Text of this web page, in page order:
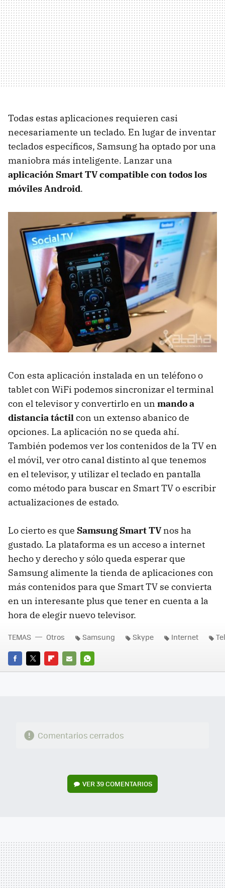
Todas estas aplicaciones requieren casi
necesariamente un teclado. En lugar de inventar
teclados específicos, Samsung ha optado por una
maniobra más inteligente. Lanzar una
aplicación Smart TV compatible con todos los
móviles Android.
Con esta aplicación instalada en un teléfono o
tablet con WiFi podemos sincronizar el terminal
con el televisor y convertirlo en un mando a
distancia táctilcon un extenso abanico de
opciones. La aplicación no se queda ahí.
También podemos ver los contenidos de la TV en
el móvil, ver otro canal distinto al que tenemos
en el televisor, y utilizar el teclado en pantalla
como método para buscar en Smart TV o escribir
actualizaciones de estado.
Lo cierto es que Samsung Smart TVnos ha
gustado. La plataforma es un acceso a internet
hecho y derecho y sólo queda esperar que
Samsung alimente la tienda de aplicaciones con
más contenidos para que Smart TV se convierta
en un interesante plus que tener en cuenta a la
hora de elegir nuevo televisor.
FACEBOOK
TWITTERFLIPBOARD
E-
WHATSAPP
TEMAS Otros Samsung Skype Internet
Comentarios cerrados
VER39 COMENTARIOS